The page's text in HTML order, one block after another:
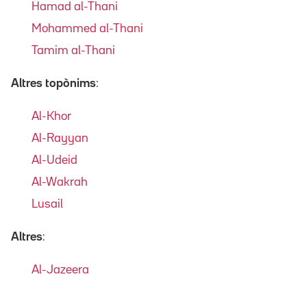
Hamad al-Thani
Mohammed al-Thani
Tamim al-Thani
Altres topònims:
Al-Khor
Al-Rayyan
Al-Udeid
Al-Wakrah
Lusail
Altres:
Al-Jazeera